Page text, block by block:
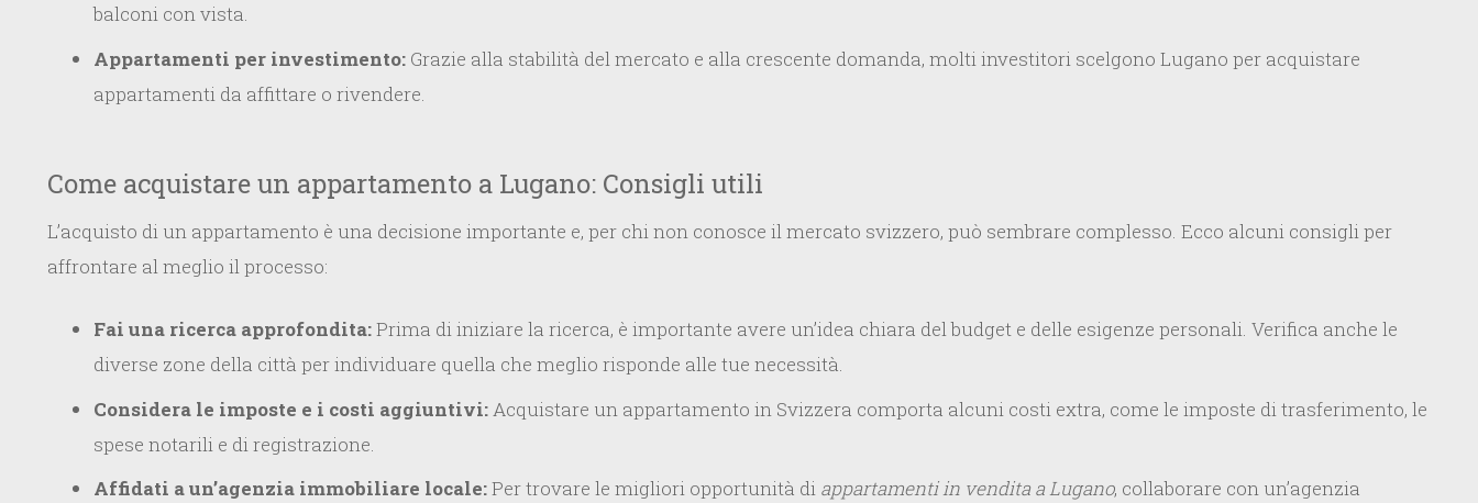
balconi con vista.
Appartamenti per investimento: Grazie alla stabilità del mercato e alla crescente domanda, molti investitori scelgono Lugano per acquistare
appartamenti da affittare o rivendere.
Come acquistare un appartamento a Lugano: Consigli utili
L’acquisto di un appartamento è una decisione importante e, per chi non conosce il mercato svizzero, può sembrare complesso. Ecco alcuni consigli per
affrontare al meglio il processo:
Fai una ricerca approfondita:Prima di iniziare la ricerca, è importante avere un’idea chiara del budget e delle esigenze personali. Verifica anche le
diverse zone della città per individuare quella che meglio risponde alle tue necessità.
Considera le imposte e i costi aggiuntivi:Acquistare un appartamento in Svizzera comporta alcuni costi extra, come le imposte di trasferimento, le
spese notarili e di registrazione.
Affidati a un’agenzia immobiliare locale:Per trovare le migliori opportunità di appartamenti in vendita a Lugano, collaborare con un’agenzia